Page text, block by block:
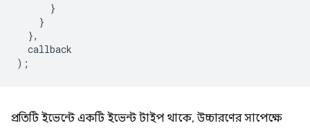
}
}
},
callback
);
প্রতিটি ইভেন্টে একটি ইভেন্ট টাইপ থাকে, উচ্চারণের সাপেক্ষে